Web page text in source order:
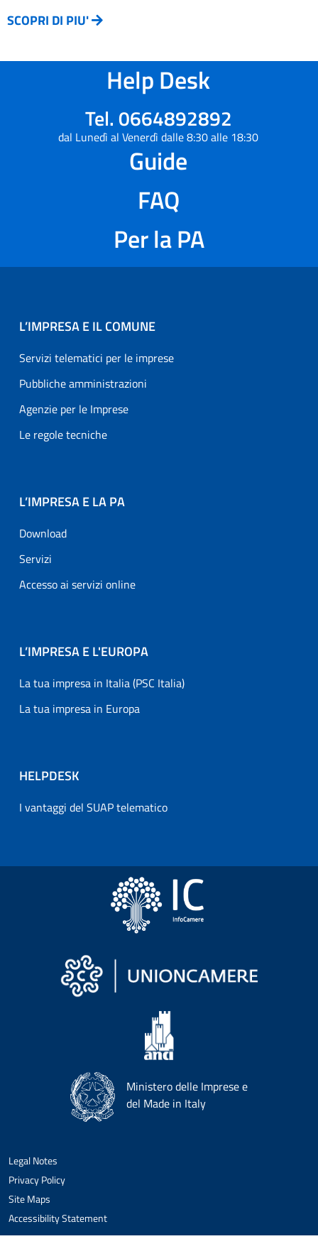
SCOPRI DI PIU'
Help Desk
Tel. 0664892892
dal Lunedì al Venerdì dalle 8:30 alle 18:30
Guide
FAQ
Per la PA
L’IMPRESA E IL COMUNE
Servizi telematici per le imprese
Pubbliche amministrazioni
Agenzie per le Imprese
Le regole tecniche
L’IMPRESA E LA PA
Download
Servizi
Accesso ai servizi online
L’IMPRESA E L'EUROPA
La tua impresa in Italia (PSC Italia)
La tua impresa in Europa
HELPDESK
I vantaggi del SUAP telematico
Ministero delle Imprese e
del Made in Italy
Legal Notes
Privacy Policy
Site Maps
Accessibility Statement